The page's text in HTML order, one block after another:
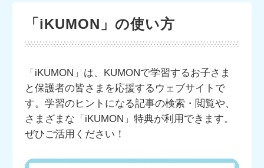
「iKUMON」の使い方
「iKUMON」は、KUMONで学習するお子さま
と保護者の皆さまを応援するウェブサイトで
す。学習のヒントになる記事の検索・閲覧や、
さまざまな「iKUMON」特典が利用できます。
ぜひご活用ください！